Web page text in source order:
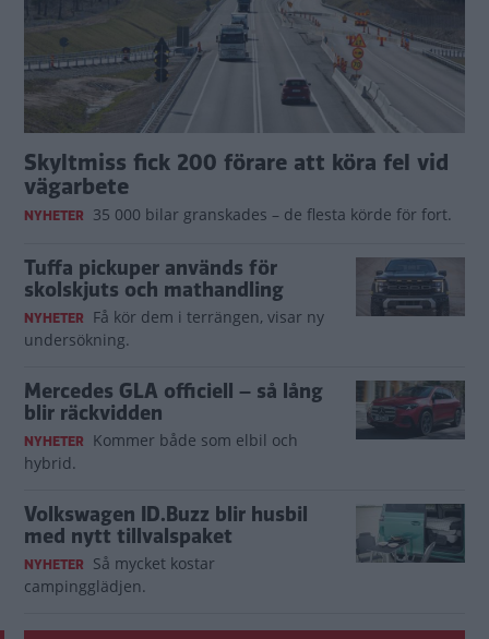
Skyltmiss fick 200 förare att köra fel vid
vägarbete
NYHETER 35 000 bilar granskades – de flesta körde för fort.
Tuffa pickuper används för
skolskjuts och mathandling
NYHETER Få kör dem i terrängen, visar ny
undersökning.
Mercedes GLA officiell – så lång
blir räckvidden
NYHETER Kommer både som elbil och
hybrid.
Volkswagen ID.Buzz blir husbil
med nytt tillvalspaket
NYHETER Så mycket kostar
campingglädjen.